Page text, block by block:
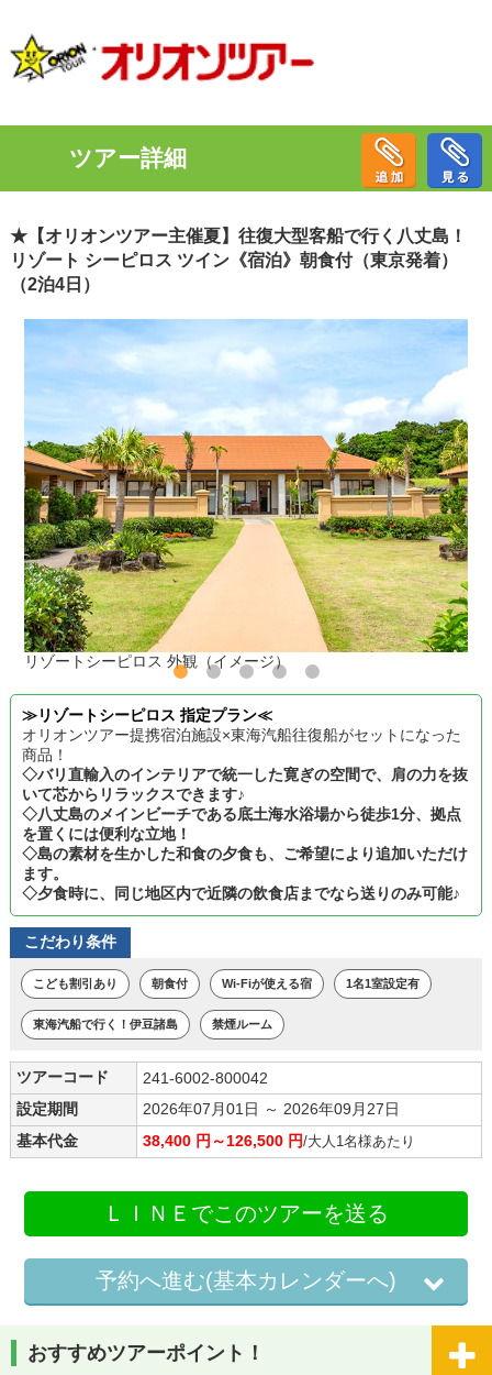
ツアー詳細
★【オリオンツアー主催夏】往復大型客船で行く八丈島！
リゾート シーピロス ツイン《宿泊》朝食付（東京発着）
（2泊4日）
リゾートシーピロス 外観（イメージ）
≫リゾートシーピロス 指定プラン≪
オリオンツアー提携宿泊施設×東海汽船往復船がセットになった
商品！
◇バリ直輸入のインテリアで統一した寛ぎの空間で、肩の力を抜
いて芯からリラックスできます♪
◇八丈島のメインビーチである底土海水浴場から徒歩1分、拠点
を置くには便利な立地！
◇島の素材を生かした和食の夕食も、ご希望により追加いただけ
ます。
◇夕食時に、同じ地区内で近隣の飲食店までなら送りのみ可能♪
こだわり条件
こども割引あり 朝食付 Wi-Fiが使える宿 1名1室設定有
東海汽船で行く！伊豆諸島 禁煙ルーム
ツアーコード
241-6002-800042
設定期間
2026年07月01日 ～ 2026年09月27日
基本代金
38,400 円～126,500 円/大人1名様あたり
ＬＩＮＥでこのツアーを送る
予約へ進む(基本カレンダーへ)
おすすめツアーポイント！